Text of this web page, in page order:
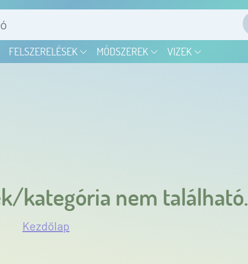
FELSZERELÉSEK MÓDSZEREK VIZEK
kategória nem található.
Kezdőlap